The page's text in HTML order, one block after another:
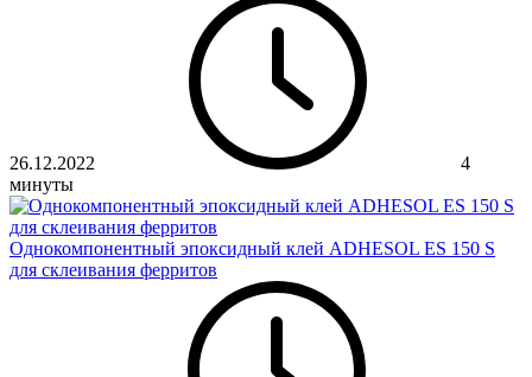
26.12.2022
4
минуты
Однокомпонентный эпоксидный клей ADHESOL ES 150 S
для склеивания ферритов